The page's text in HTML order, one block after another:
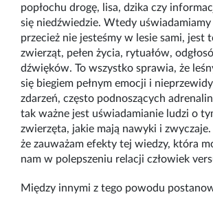
popłochu drogę, lisa, dzika czy
się niedźwiedzie. Wtedy uświadamiamy
przecież nie jesteśmy w lesie sami, jest
zwierząt, pełen życia, rytuałów,
dźwięków. To wszystko sprawia, że
się biegiem pełnym emocji i
zdarzeń, często podnoszących
tak ważne jest uświadamianie ludzi o
zwierzęta, jakie mają nawyki i zwyczaje.
że zauważam efekty tej wiedzy, która
nam w polepszeniu relacji człowiek
Między innymi z tego powodu